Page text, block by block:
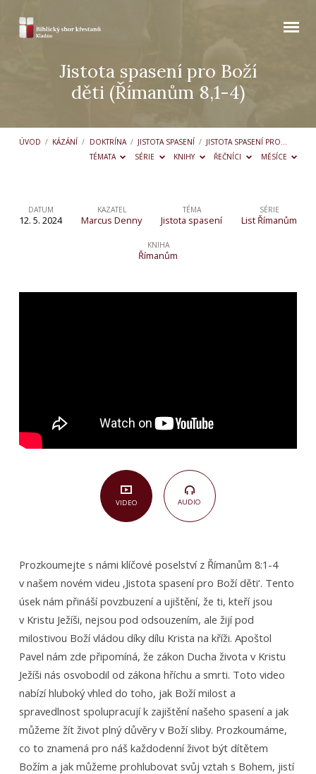
Jistota spasení pro Boží
děti (Římanům 8,1-4)
ÚVOD / KÁZÁNÍ / DOKTRÍNA / JISTOTA SPASENÍ / JISTOTA SPASENÍ PRO…
TÉMATA
SÉRIE KNIHY ŘEČNÍCI MĚSÍCE
Jistota
Boží
DATUM
12. 5. 2024
KAZATEL
Marcus Denny
TÉMA
Jistota spasení
SÉRIE
List Římanům
KNIHA
Římanům
VIDEO AUDIO
Prozkoumejte s námi klíčové poselství z Římanům 8:1-4
v našem novém videu ‚Jistota spasení pro Boží děti‘. Tento
úsek nám přináší povzbuzení a ujištění, že ti, kteří jsou
v Kristu Ježíši, nejsou pod odsouzením, ale žijí pod
milostivou Boží vládou díky dílu Krista na kříži. Apoštol
Pavel nám zde připomíná, že zákon Ducha života v Kristu
Ježíši nás osvobodil od zákona hříchu a smrti. Toto video
nabízí hluboký vhled do toho, jak Boží milost a
spravedlnost spolupracují k zajištění našeho spasení a jak
můžeme žít život plný důvěry v Boží sliby. Prozkoumáme,
co to znamená pro náš každodenní život být dítětem
Božím a jak můžeme prohlubovat svůj vztah s Bohem, jistí